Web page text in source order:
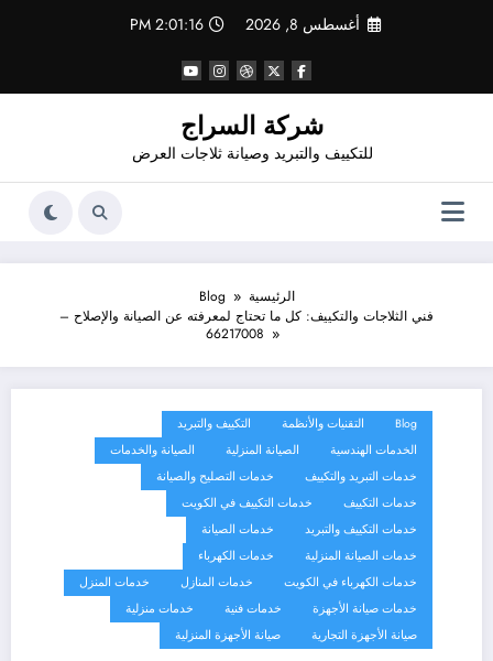
أغسطس 8, 2026 2:01:17 PM
شركة السراج
للتكييف والتبريد وصيانة ثلاجات العرض
الرئيسية
Blog
فني الثلاجات والتكييف: كل ما تحتاج لمعرفته عن الصيانة والإصلاح –
66217008
Blog التقنيات والأنظمة
التكييف والتبريد
الخدمات الهندسية
الصيانة المنزلية
الصيانة والخدمات
خدمات التبريد والتكييف
خدمات التصليح والصيانة
خدمات التكييف
خدمات التكييف في الكويت
خدمات التكييف والتبريد
خدمات الصيانة
خدمات الصيانة المنزلية
خدمات الكهرباء
خدمات الكهرباء في الكويت
خدمات المنازل
خدمات المنزل
خدمات صيانة الأجهزة
خدمات فنية
خدمات منزلية
صيانة الأجهزة التجارية
صيانة الأجهزة المنزلية